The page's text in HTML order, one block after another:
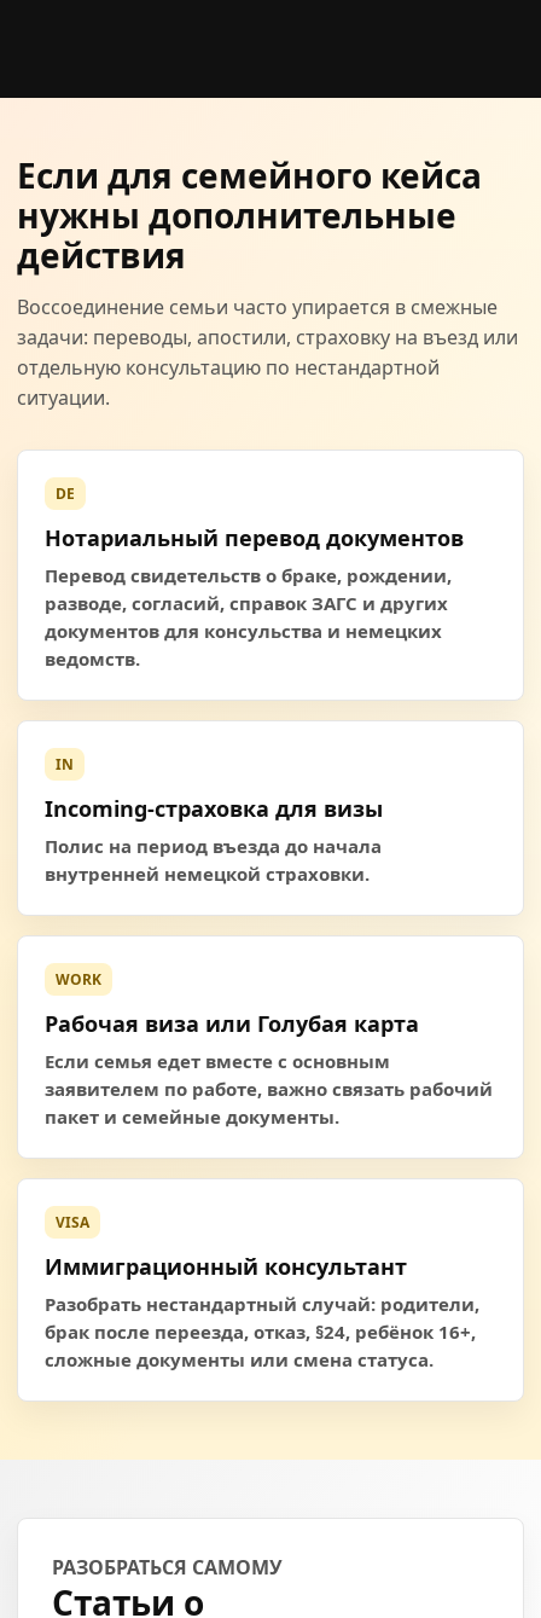
Если для семейного кейса
нужны дополнительные
действия
Воссоединение семьи часто упирается в смежные
задачи: переводы, апостили, страховку на въезд или
отдельную консультацию по нестандартной
ситуации.
DE
Нотариальный перевод документов
Перевод свидетельств о браке, рождении,
разводе, согласий, справок ЗАГС и других
документов для консульства и немецких
ведомств.
IN
Incoming-страховка для визы
Полис на период въезда до начала
внутренней немецкой страховки.
WORK
Рабочая виза или Голубая карта
Если семья едет вместе с основным
заявителем по работе, важно связать рабочий
пакет и семейные документы.
VISA
Иммиграционный консультант
Разобрать нестандартный случай: родители,
брак после переезда, отказ, §24, ребёнок 16+,
сложные документы или смена статуса.
РАЗОБРАТЬСЯ САМОМУ
Статьи о